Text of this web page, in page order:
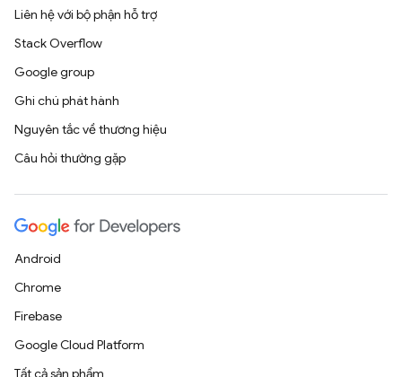
Liên hệ với bộ phận hỗ trợ
Stack Overflow
Google group
Ghi chú phát hành
Nguyên tắc về thương hiệu
Câu hỏi thường gặp
Android
Chrome
Firebase
Google Cloud Platform
Tất cả sản phẩm